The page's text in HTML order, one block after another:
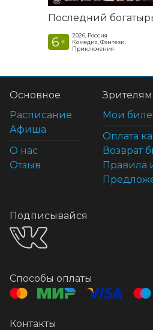
6 +
2026, Россия
Комедия, Фэнтези,
Приключения
Основное
Расписание
Афиша
О нас
Отзыв
Зрителям
Мои
Оплата
Возврат
Правила
Подписывайся
Способы оплаты
Контакты